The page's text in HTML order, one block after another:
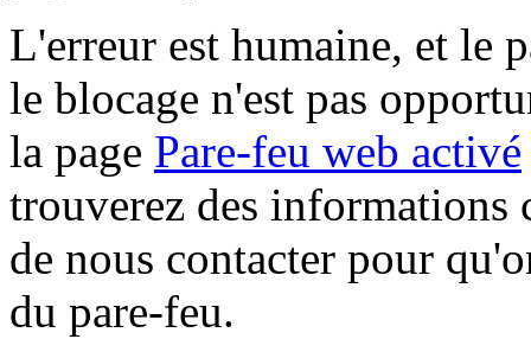
L'erreur est humaine, et le
le blocage n'est pas
la page Pare-feu web activé
trouverez des informations
de nous contacter pour
du pare-feu.